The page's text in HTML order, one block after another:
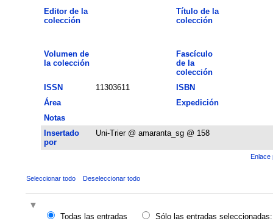
Editor de la
colección
Título de la
colección
Volumen de
la colección
Fascículo
de la
colección
ISSN
11303611
ISBN
Área
Expedición
Notas
Insertado
por
Uni-Trier @ amaranta_sg @ 158
Enlace
Seleccionar todo Deseleccionar todo
Todas las entradas
Sólo las entradas seleccionadas: